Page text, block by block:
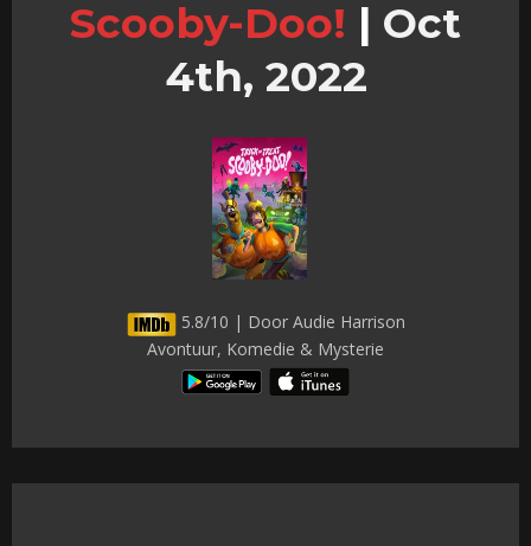
Scooby-Doo! | Oct
4th, 2022
5.8/10 | Door Audie Harrison
Avontuur, Komedie & Mysterie